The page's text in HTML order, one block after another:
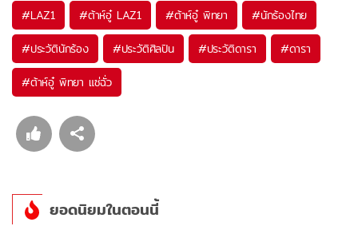
#LAZ1 #ต้าห์อู๋ LAZ1 #ต้าห์อู๋ พิทยา #นักร้องไทย
#ประวัตินักร้อง #ประวัติศิลปิน #ประวัติดารา #ดารา
#ต้าห์อู๋ พิทยา แซ่ฉั่ว
ยอดนิยมในตอนนี้